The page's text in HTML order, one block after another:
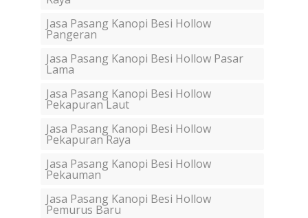
Jasa Pasang Kanopi Besi Hollow
Pangeran
Jasa Pasang Kanopi Besi Hollow Pasar
Lama
Jasa Pasang Kanopi Besi Hollow
Pekapuran Laut
Jasa Pasang Kanopi Besi Hollow
Pekapuran Raya
Jasa Pasang Kanopi Besi Hollow
Pekauman
Jasa Pasang Kanopi Besi Hollow
Pemurus Baru